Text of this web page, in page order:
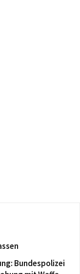
Bundespolizei